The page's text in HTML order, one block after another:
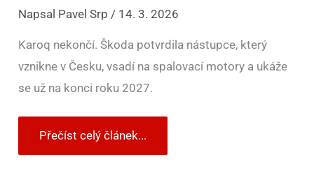
Napsal Pavel Srp / 14. 3. 2026
Karoq nekončí. Škoda potvrdila nástupce, který
vznikne v Česku, vsadí na spalovací motory a ukáže
se už na konci roku 2027.
Přečíst celý článek...